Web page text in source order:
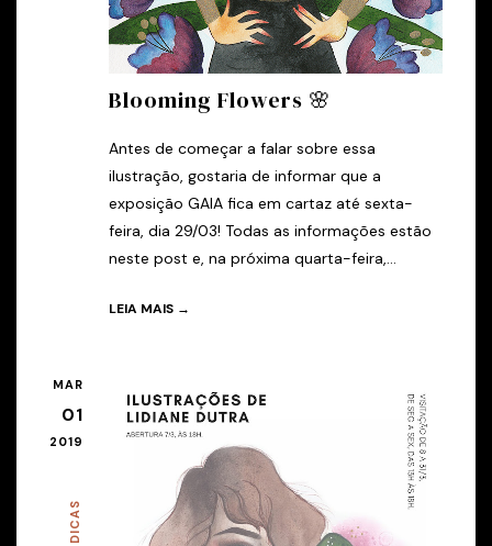
Blooming Flowers 🌸
Antes de começar a falar sobre essa
ilustração, gostaria de informar que a
exposição GAIA fica em cartaz até sexta-
feira, dia 29/03! Todas as informações estão
neste post e, na próxima quarta-feira,...
LEIA MAIS →
MAR
01
2019
DICAS